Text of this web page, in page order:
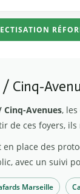
Cinq-
Cinq-Avenues, les
de ces foyers,
en place des
avec un suivi
Marseille